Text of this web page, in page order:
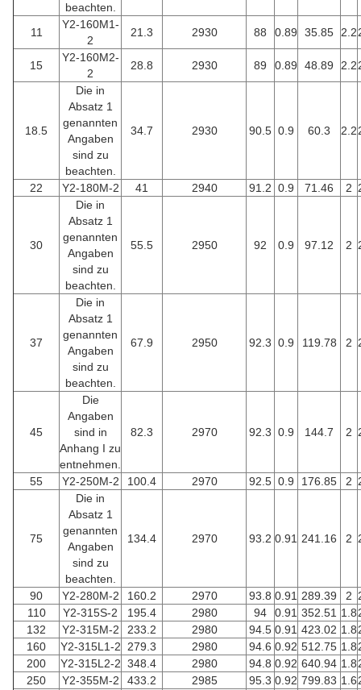
beachten.
11
Y2-160M1-
2
21.3 2930 88 0.89 35.85 2.2
15
Y2-160M2-
2
28.8 2930 89 0.89 48.89 2.2
18.5
Die in
Absatz 1
genannten
Angaben
sind zu
beachten.
34.7 2930 90.5 0.9 60.3 2.2
22 Y2-180M-2 41 2940 91.2 0.9 71.46 2
30
Die in
Absatz 1
genannten
Angaben
sind zu
beachten.
55.5 2950 92 0.9 97.12 2
37
Die in
Absatz 1
genannten
Angaben
sind zu
beachten.
67.9 2950 92.3 0.9 119.78 2
45
Die
Angaben
sind in
Anhang I zu
entnehmen.
82.3 2970 92.3 0.9 144.7 2
55 Y2-250M-2 100.4 2970 92.5 0.9 176.85 2
75
Die in
Absatz 1
genannten
Angaben
sind zu
beachten.
134.4 2970 93.2 0.91 241.16 2
90 Y2-280M-2 160.2 2970 93.8 0.91 289.39 2
110
Y2-315S-2 195.4 2980 94 0.91 352.51 1.8
132
Y2-315M-2 233.2 2980 94.5 0.91 423.02 1.8
160
Y2-315L1-2 279.3 2980 94.6 0.92 512.75 1.8
200
Y2-315L2-2 348.4 2980 94.8 0.92 640.94 1.8
250
Y2-355M-2 433.2 2985 95.3 0.92 799.83 1.6